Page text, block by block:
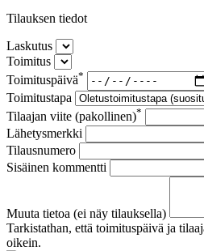
Tilauksen tiedot
Laskutus
Toimitus
Toimituspäivä*
Toimitustapa
Tilaajan viite (pakollinen)*
Lähetysmerkki
Tilausnumero
Sisäinen kommentti
Muuta tietoa (ei näy tilauksella)
Tarkistathan, että toimituspäivä ja
oikein.